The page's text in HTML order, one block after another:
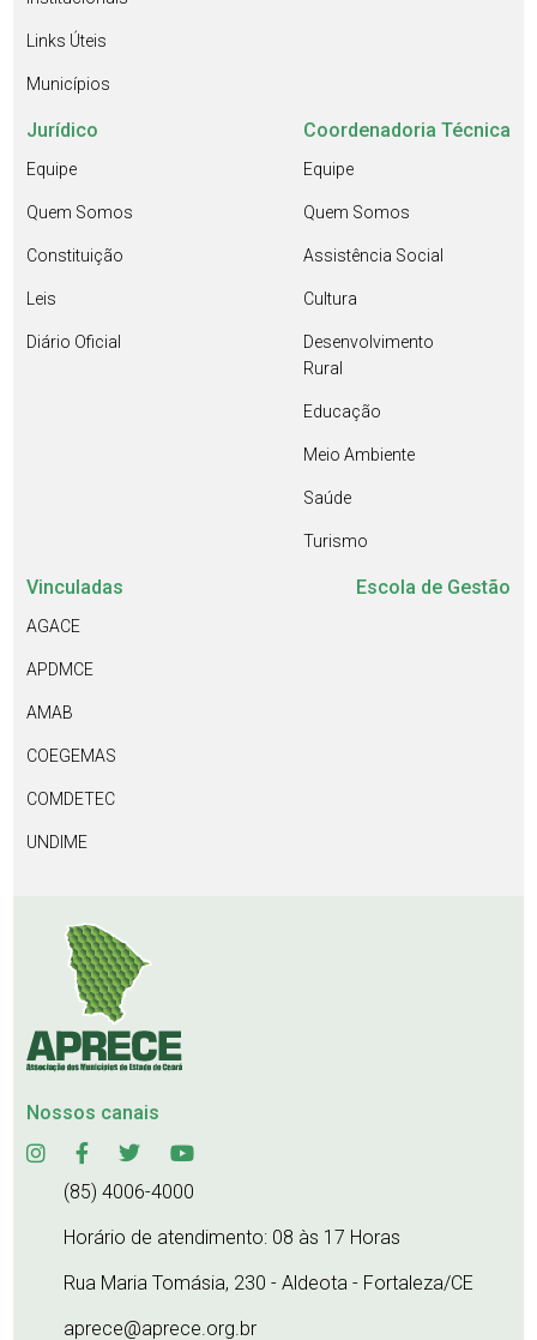
Links Úteis
Municípios
Jurídico
Equipe
Quem Somos
Constituição
Leis
Diário Oficial
Coordenadoria Técnica
Equipe
Quem Somos
Assistência Social
Cultura
Desenvolvimento
Rural
Educação
Meio Ambiente
Saúde
Turismo
Vinculadas
AGACE
APDMCE
AMAB
COEGEMAS
COMDETEC
UNDIME
Escola de Gestão
Nossos canais
(85) 4006-4000
Horário de atendimento: 08 às 17 Horas
Rua Maria Tomásia, 230 - Aldeota - Fortaleza/CE
aprece@aprece.org.br